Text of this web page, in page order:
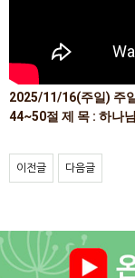
2025/11/16(주일) 주
44~50절 제 목 : 하나
이전글 다음글